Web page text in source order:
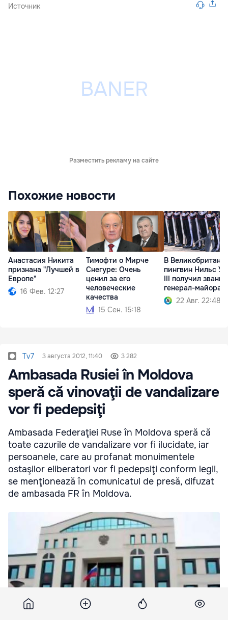
Источник
Разместить рекламу на сайте
Похожие новости
Анастасия Никита
признана "Лучшей в
Европе"
16 Фев. 12:27
Тимофти о Мирче
Снегуре: Очень
ценил за его
человеческие
качества
15 Сен. 15:18
В
пингвин Нильс
III получил звание
генерал-майора
22 Авг. 22:48
Tv7 3 августа 2012, 11:40 3 282
Ambasada Rusiei în Moldova
speră că vinovaţii de vandalizare
vor fi pedepsiţi
Ambasada Federaţiei Ruse în Moldova speră că
toate cazurile de vandalizare vor fi ilucidate, iar
persoanele, care au profanat monuimentele
ostaşilor eliberatori vor fi pedepsiţi conform legii,
se menţionează în comunicatul de presă, difuzat
de ambasada FR în Moldova.